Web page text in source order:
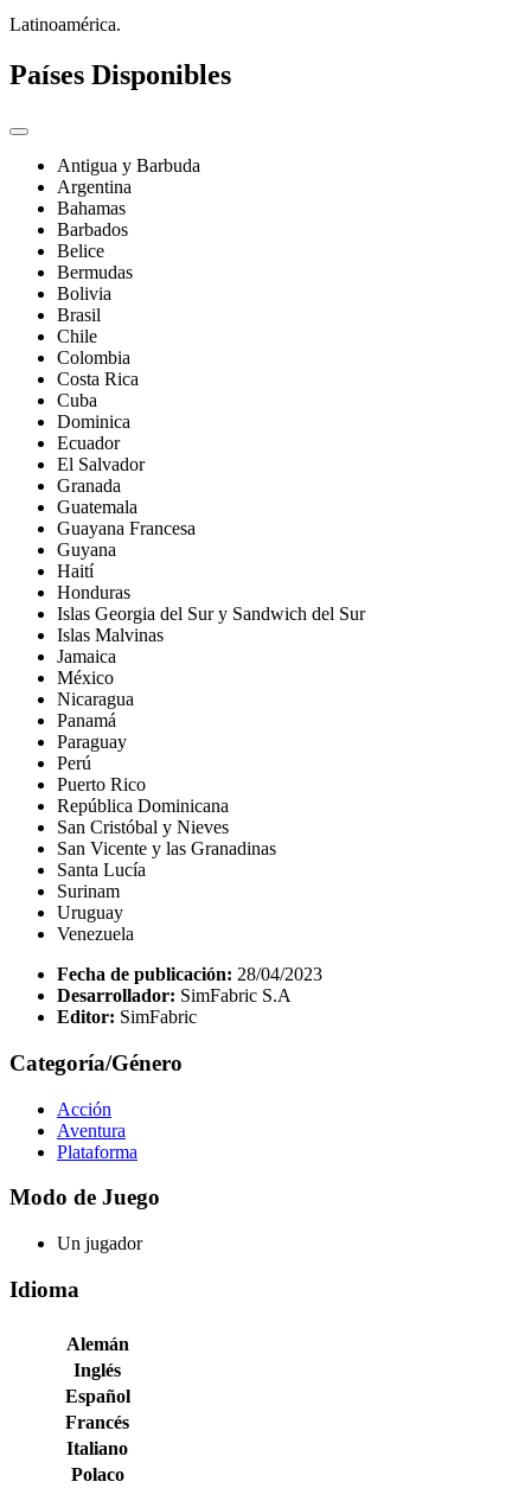
Latinoamérica.
Países Disponibles
Antigua y Barbuda
Argentina
Bahamas
Barbados
Belice
Bermudas
Bolivia
Brasil
Chile
Colombia
Costa Rica
Cuba
Dominica
Ecuador
El Salvador
Granada
Guatemala
Guayana Francesa
Guyana
Haití
Honduras
Islas Georgia del Sur y Sandwich del Sur
Islas Malvinas
Jamaica
México
Nicaragua
Panamá
Paraguay
Perú
Puerto Rico
República Dominicana
San Cristóbal y Nieves
San Vicente y las Granadinas
Santa Lucía
Surinam
Uruguay
Venezuela
Fecha de publicación: 28/04/2023
Desarrollador: SimFabric S.A
Editor: SimFabric
Categoría/Género
Acción
Aventura
Plataforma
Modo de Juego
Un jugador
Idioma
Alemán
Inglés
Español
Francés
Italiano
Polaco